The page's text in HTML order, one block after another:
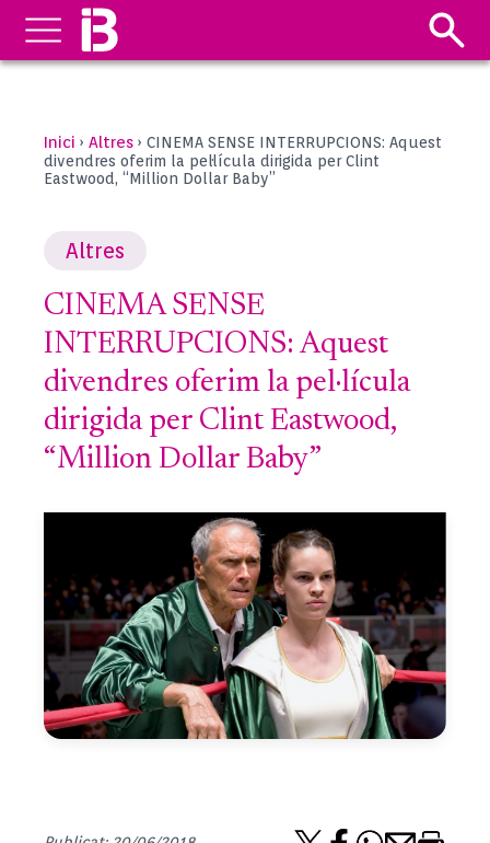
Inici › Altres › CINEMA SENSE INTERRUPCIONS: Aquest
divendres oferim la pel·lícula dirigida per Clint
Eastwood, “Million Dollar Baby”
Altres
CINEMA SENSE
INTERRUPCIONS: Aquest
divendres oferim la pel·lícula
dirigida per Clint Eastwood,
“Million Dollar Baby”